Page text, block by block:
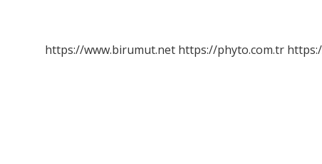
https://www.birumut.net https://phyto.com.tr